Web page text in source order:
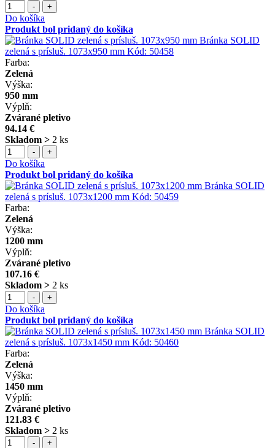
- +
Do košíka
Produkt bol pridaný do košíka
Bránka SOLID
zelená s prísluš. 1073x950 mm Kód: 50458
Farba:
Zelená
Výška:
950 mm
Výplň:
Zvárané pletivo
94.14 €
Skladom > 2 ks
- +
Do košíka
Produkt bol pridaný do košíka
Bránka SOLID
zelená s prísluš. 1073x1200 mm Kód: 50459
Farba:
Zelená
Výška:
1200 mm
Výplň:
Zvárané pletivo
107.16 €
Skladom > 2 ks
- +
Do košíka
Produkt bol pridaný do košíka
Bránka SOLID
zelená s prísluš. 1073x1450 mm Kód: 50460
Farba:
Zelená
Výška:
1450 mm
Výplň:
Zvárané pletivo
121.83 €
Skladom > 2 ks
- +